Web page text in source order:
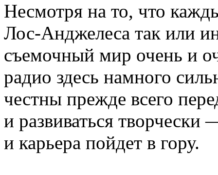
Несмотря на то, что
Лос-Анджелеса так или
съемочный мир очень и
радио здесь намного
честны прежде всего
и развиваться творчески
и карьера пойдет в гору.